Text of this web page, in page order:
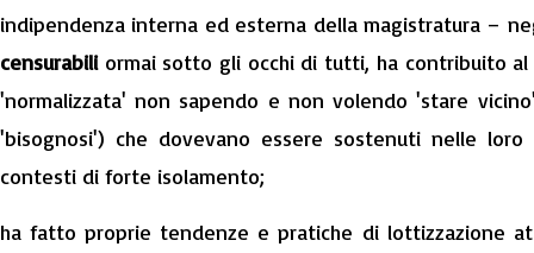
indipendenza interna ed esterna della magistratura –
censurabiliormai sotto gli occhi di tutti, ha contribuito al
'normalizzata' non sapendo e non volendo 'stare
'bisognosi') che dovevano essere sostenuti nelle
contesti di forte isolamento;
ha fatto proprie tendenze e pratiche di lottizzazione